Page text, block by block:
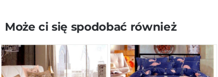
Może ci się spodobać również